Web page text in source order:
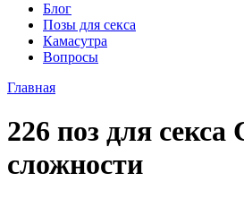
Блог
Позы для секса
Камасутра
Вопросы
Главная
226 поз для секса
сложности